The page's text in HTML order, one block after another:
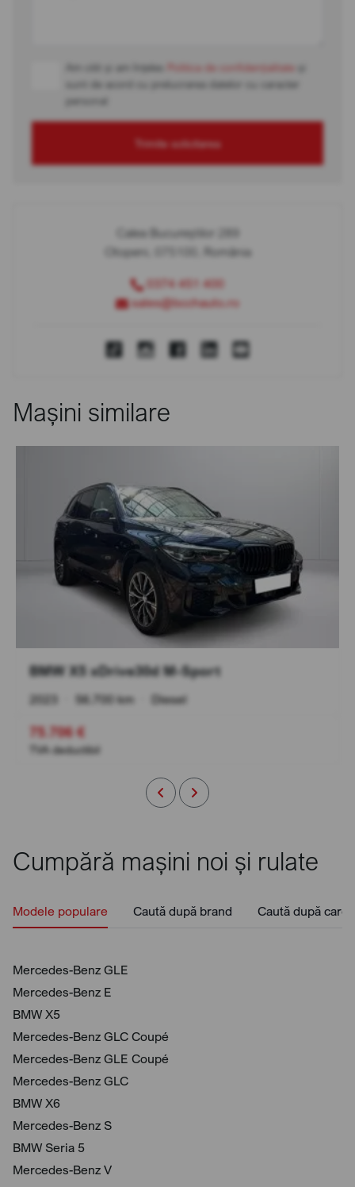
Am citit și am înțeles Politica de confidențialitate
sunt de acord cu prelucrarea datelor cu caracter
personal
Trimite solicitarea
Calea Bucureștilor 289
Otopeni, 075100, România
0374 451 400
sales@bcchauto.ro
Mașini similare
BMW X5 xDrive30d M-Sport
2023 56.700 km Diesel
75.706 €
TVA deductibil
Cumpără mașini noi și rulate
Modele populare Caută după brand Caută după
Mercedes-Benz GLE
Mercedes-Benz E
BMW X5
Mercedes-Benz GLC Coupé
Mercedes-Benz GLE Coupé
Mercedes-Benz GLC
BMW X6
Mercedes-Benz S
BMW Seria 5
Mercedes-Benz V